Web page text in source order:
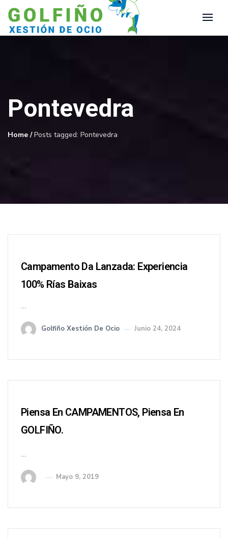
Pontevedra
Home /Posts tagged: Pontevedra
Campamento Da Lanzada: Experiencia
100% Rías Baixas
…
Golfiño Xestión De Ocio Junio 24, 2024
Piensa En CAMPAMENTOS, Piensa En
GOLFIÑO.
…
Mayo 9, 2019